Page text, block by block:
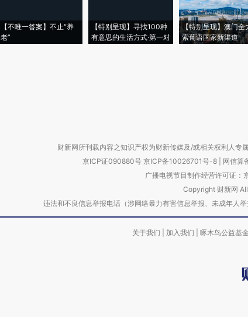
【不唯一答案】不止“养
老”
【特别呈现】寻找100种
有意思的生活方式·第一对
【特别呈现】澳门全
索葡语国家新渠道
财新网所刊载内容之知识产权为财新传媒及/或相关权利人专
京ICP证090880号 京ICP备10026701号-8 网信算
广播电视节目制作经营许可证：
Copyright 财新网
违法和不良信息举报电话（涉网络暴力有害信息举报、未成年
关于我们 加入我们 啄木鸟公益基